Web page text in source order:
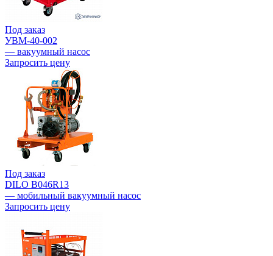
Под заказ
УВМ-40-002
— вакуумный насос
Запросить цену
Под заказ
DILO B046R13
— мобильный вакуумный насос
Запросить цену